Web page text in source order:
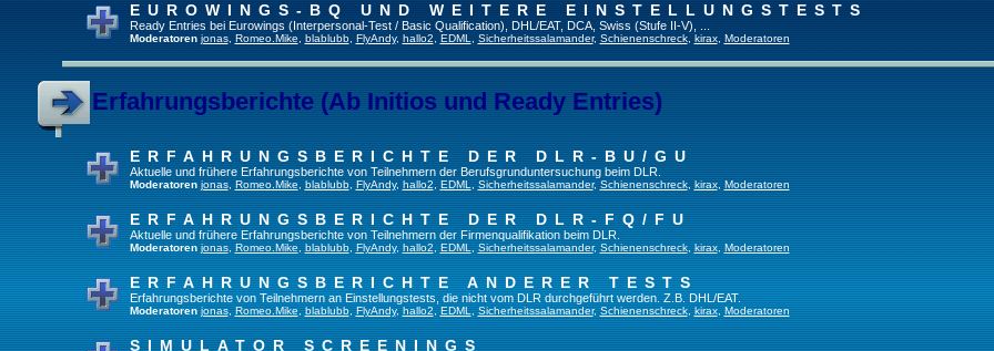
EUROWINGS-BQ UND WEITERE EINSTELLUNGSTESTS
Ready Entries bei Eurowings (Interpersonal-Test / Basic Qualification), DHL/EAT, DCA, Swiss (Stufe II-V), ...
Moderatoren jonas, Romeo.Mike blablubb, FlyAndy, hallo2 EDML Sicherheitssalamander, Schienenschreck, kirax, Moderatoren
Erfahrungsberichte (Ab Initios und Ready Entries)
ERFAHRUNGSBERICHTE DER DLR-BU/GU
Aktuelle und frühere Erfahrungsberichte von Teilnehmern der Berufsgrunduntersuchung beim DLR.
Moderatoren jonas, Romeo.Mike blablubb, FlyAndy, hallo2 EDML Sicherheitssalamander, Schienenschreck, kirax, Moderatoren
ERFAHRUNGSBERICHTE DER DLR-FQ/FU
Aktuelle und frühere Erfahrungsberichte von Teilnehmern der Firmenqualifikation beim DLR.
Moderatoren jonas, Romeo.Mike, blablubb, FlyAndy, hallo2 EDML Sicherheitssalamander, Schienenschreck, kirax, Moderatoren
ERFAHRUNGSBERICHTE ANDERER TESTS
Erfahrungsberichte von Teilnehmern an Einstellungstests, die nicht vom DLR durchgeführt werden. Z.B. DHL/EAT.
Moderatoren jonas, Romeo.Mike blablubb, FlyAndy, hallo2 EDML Sicherheitssalamander, Schienenschreck, kirax, Moderatoren
SIMULATOR SCREENINGS